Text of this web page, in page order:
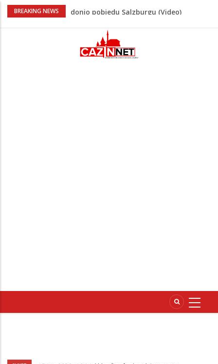
BREAKING NEWS
“Pečat slobodi 2026”: U Tržačkoj Rašteli
Unsko-sanskog kantona
Porodica iz Krajine u centru afere,
gradonačelnik Kelna pokrenuo istragu